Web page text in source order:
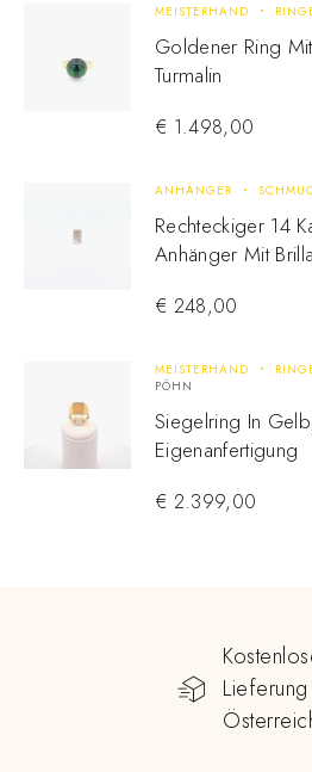
MEISTERHAND
Goldener Ring
Turmalin
€ 1.498,00
ANHÄNGER
Rechteckiger 14
Anhänger Mit
€ 248,00
MEISTERHAND
PÖHN
Siegelring In
Eigenanfertigung
€ 2.399,00